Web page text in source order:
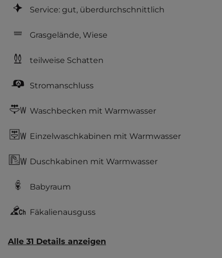
Service: gut, überdurchschnittlich
Grasgelände, Wiese
teilweise Schatten
Stromanschluss
Waschbecken mit Warmwasser
Einzelwaschkabinen mit Warmwasser
Duschkabinen mit Warmwasser
Babyraum
Fäkalienausguss
Alle 31 Details anzeigen